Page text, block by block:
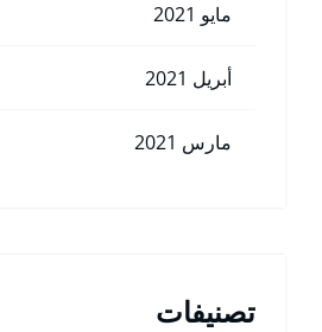
مايو 2021
أبريل 2021
مارس 2021
تصنيفات